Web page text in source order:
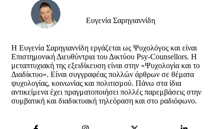
Ευγενία Σαρηγιαννίδη
Η Ευγενία Σαρηγιαννίδη εργάζεται ως Ψυχολόγος και είναι
Επιστημονική Διευθύντρια του Δικτύου Psy-Counsellors. Η
μεταπτυχιακή της εξειδίκευση είναι στην «Ψυχολογία και το
Διαδίκτυο». Είναι συγγραφέας πολλών άρθρων σε θέματα
ψυχολογίας, κοινωνίας και πολιτισμού. Πάνω στα ίδια
αντικείμενα έχει πραγματοποιήσει πολλές παρεμβάσεις στην
συμβατική και διαδικτυακή τηλεόραση και στο ραδιόφωνο.